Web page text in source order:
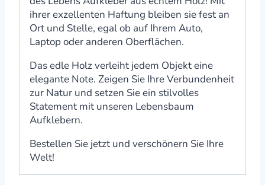
ihrer exzellenten Haftung bleiben sie fest an
Ort und Stelle, egal ob auf Ihrem Auto,
Laptop oder anderen Oberflächen.
Das edle Holz verleiht jedem Objekt eine
elegante Note. Zeigen Sie Ihre Verbundenheit
zur Natur und setzen Sie ein stilvolles
Statement mit unseren Lebensbaum
Aufklebern.
Bestellen Sie jetzt und verschönern Sie Ihre
Welt!